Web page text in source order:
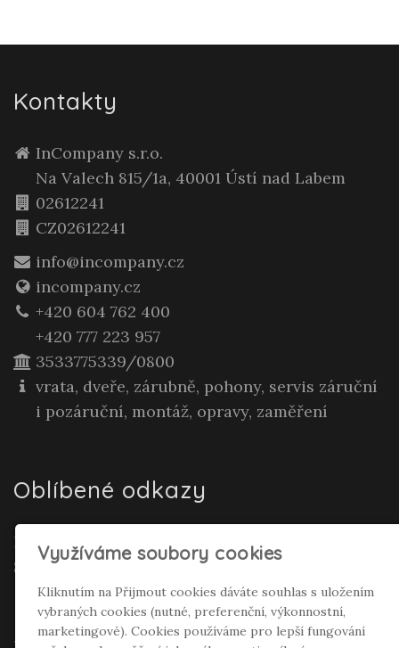
Kontakty
InCompany s.r.o.
Na Valech 815/1a, 40001 Ústí nad Labem
02612241
CZ02612241
info@incompany.cz
incompany.cz
+420 604 762 400
+420 777 223 957
3533775339/0800
vrata, dveře, zárubně, pohony, servis záruční
i pozáruční, montáž, opravy, zaměření
Oblíbené odkazy
Realitní makléř Gepard Renata Polívková
Seifertová
Sociální sítě
Využíváme soubory cookies
Kliknutím na Přijmout cookies dáváte souhlas s uložením
vybraných cookies (nutné, preferenční, výkonnostní,
marketingové). Cookies používáme pro lepší fungování